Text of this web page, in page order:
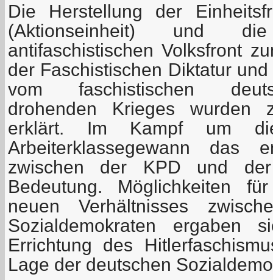
Die Herstellung der
(Aktionseinheit) und
antifaschistischen Volksfront
der Faschistischen Diktatur
vom faschistischen
drohenden Krieges wurden
erklärt. Im Kampf um
Arbeiterklassegewann das
zwischen der KPD und der
Bedeutung. Möglichkeiten
neuen Verhältnisses
Sozialdemokraten
Errichtung des
Lage der deutschen